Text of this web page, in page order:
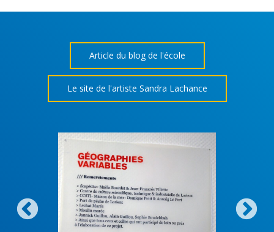
Article du blog de l'école
Le site de l'artiste Sandra Lachance